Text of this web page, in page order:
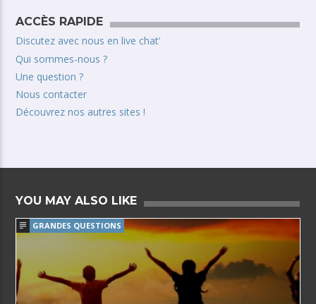
ACCÈS RAPIDE
Discutez avec nous en live chat’
Qui sommes-nous ?
Une question ?
Nous contacter
Découvrez nos autres sites !
YOU MAY ALSO LIKE
GRANDES QUESTIONS